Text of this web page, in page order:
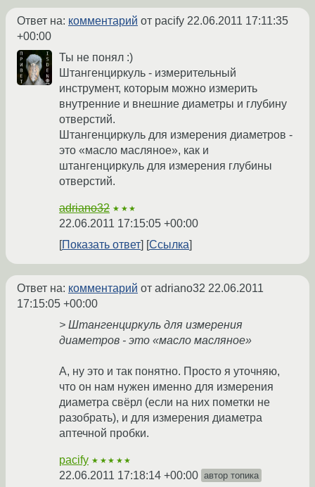
Ответ на: комментарий от pacify 22.06.2011 17:11:35
+00:00
Ты не понял :)
Штангенциркуль - измерительный
инструмент, которым можно измерить
внутренние и внешние диаметры и глубину
отверстий.
Штангенциркуль для измерения диаметров -
это «масло масляное», как и
штангенциркуль для измерения глубины
отверстий.
adriano32 ★★★
22.06.2011 17:15:05 +00:00
Показать ответ
Ссылка
Ответ на: комментарий от adriano32 22.06.2011
17:15:05 +00:00
> Штангенциркуль для измерения
диаметров - это «масло масляное»
А, ну это и так понятно. Просто я уточняю,
что он нам нужен именно для измерения
диаметра свёрл (если на них пометки не
разобрать), и для измерения диаметра
аптечной пробки.
pacify ★★★★★
22.06.2011 17:18:14 +00:00 автор топика